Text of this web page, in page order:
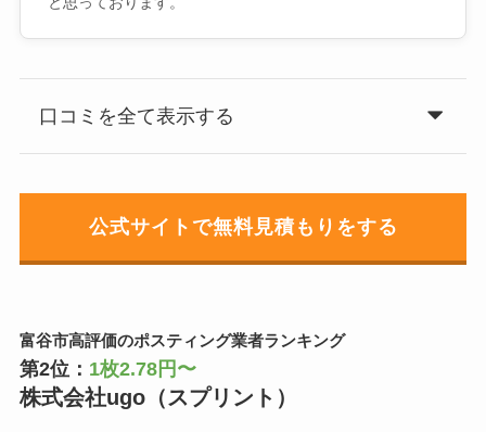
口コミを全て表示する
公式サイトで無料見積もりをする
富谷市高評価のポスティング業者ランキング
第2位： 1枚2.78円〜
株式会社ugo（スプリント）